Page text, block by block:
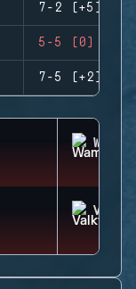
7-2 (+5)
5-5 (0)
7-5 (+2)
WAMAI